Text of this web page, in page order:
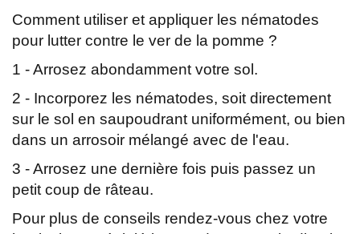
Comment utiliser et appliquer les nématodes
pour lutter contre le ver de la pomme ?
1 - Arrosez abondamment votre sol.
2 - Incorporez les nématodes, soit directement
sur le sol en saupoudrant uniformément, ou bien
dans un arrosoir mélangé avec de l'eau.
3 - Arrosez une dernière fois puis passez un
petit coup de râteau.
Pour plus de conseils rendez-vous chez votre